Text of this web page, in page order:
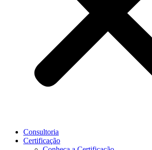
Consultoria
Certificação